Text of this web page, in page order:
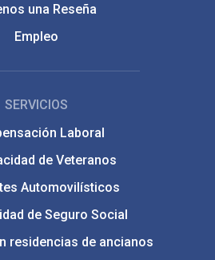
una Reseña
Empleo
SERVICIOS
Laboral
de Veteranos
Automovilísticos
de Seguro Social
residencias de ancianos